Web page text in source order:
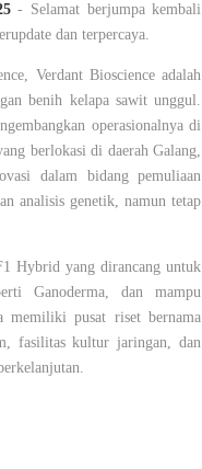
- Selamat berjumpa kembali
dan terpercaya.
Verdant Bioscience adalah
benih kelapa sawit unggul.
operasionalnya di
berlokasi di daerah Galang,
dalam bidang pemuliaan
analisis genetik, namun tetap
Hybrid yang dirancang untuk
Ganoderma, dan mampu
memiliki pusat riset bernama
fasilitas kultur jaringan, dan